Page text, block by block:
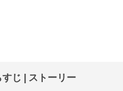
じ | ストーリー